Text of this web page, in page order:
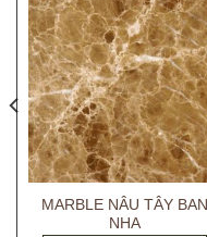
MARBLE NÂU TÂY BAN
NHA